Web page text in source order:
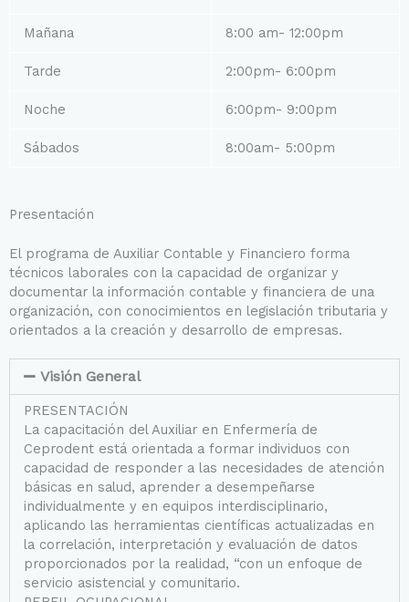
Mañana 8:00 am- 12:00pm
Tarde 2:00pm- 6:00pm
Noche 6:00pm- 9:00pm
Sábados 8:00am- 5:00pm
Presentación
El programa de Auxiliar Contable y Financiero forma
técnicos laborales con la capacidad de organizar y
documentar la información contable y financiera de una
organización, con conocimientos en legislación tributaria y
orientados a la creación y desarrollo de empresas.
Visión General
PRESENTACIÓN
La capacitación del Auxiliar en Enfermería de
Ceprodent está orientada a formar individuos con
capacidad de responder a las necesidades de atención
básicas en salud, aprender a desempeñarse
individualmente y en equipos interdisciplinario,
aplicando las herramientas científicas actualizadas en
la correlación, interpretación y evaluación de datos
proporcionados por la realidad, “con un enfoque de
servicio asistencial y comunitario.